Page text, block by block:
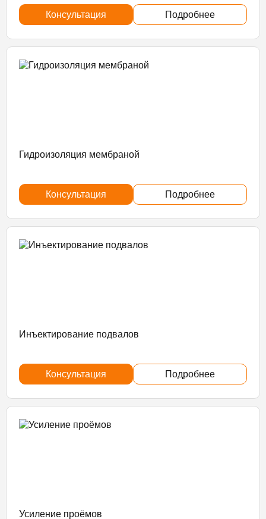
Консультация Подробнее
Гидроизоляция мембраной
Консультация Подробнее
Инъектирование подвалов
Консультация Подробнее
Усиление проёмов